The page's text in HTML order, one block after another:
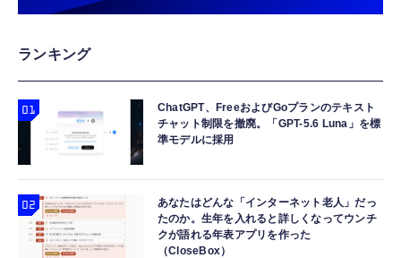
ランキング
ChatGPT、FreeおよびGoプランのテキスト
チャット制限を撤廃。「GPT-5.6 Luna」を標
準モデルに採用
あなたはどんな「インターネット老人」だっ
たのか。生年を入れると詳しくなってウンチ
クが語れる年表アプリを作った
（CloseBox）